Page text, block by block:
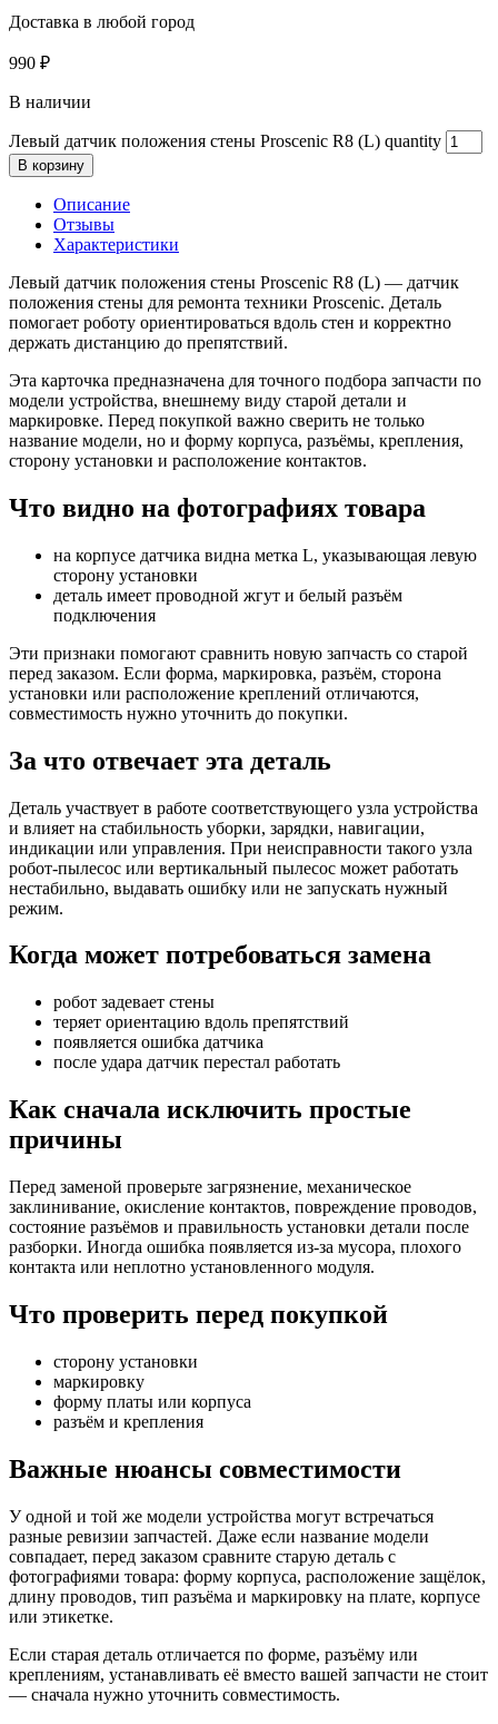
Доставка в любой город
990 ₽
В наличии
Левый датчик положения стены Proscenic R8 (L) quantity
В корзину
Описание
Отзывы
Характеристики
Левый датчик положения стены Proscenic R8 (L) — датчик
положения стены для ремонта техники Proscenic. Деталь
помогает роботу ориентироваться вдоль стен и корректно
держать дистанцию до препятствий.
Эта карточка предназначена для точного подбора запчасти по
модели устройства, внешнему виду старой детали и
маркировке. Перед покупкой важно сверить не только
название модели, но и форму корпуса, разъёмы, крепления,
сторону установки и расположение контактов.
Что видно на фотографиях товара
на корпусе датчика видна метка L, указывающая левую
сторону установки
деталь имеет проводной жгут и белый разъём
подключения
Эти признаки помогают сравнить новую запчасть со старой
перед заказом. Если форма, маркировка, разъём, сторона
установки или расположение креплений отличаются,
совместимость нужно уточнить до покупки.
За что отвечает эта деталь
Деталь участвует в работе соответствующего узла устройства
и влияет на стабильность уборки, зарядки, навигации,
индикации или управления. При неисправности такого узла
робот-пылесос или вертикальный пылесос может работать
нестабильно, выдавать ошибку или не запускать нужный
режим.
Когда может потребоваться замена
робот задевает стены
теряет ориентацию вдоль препятствий
появляется ошибка датчика
после удара датчик перестал работать
Как сначала исключить простые
причины
Перед заменой проверьте загрязнение, механическое
заклинивание, окисление контактов, повреждение проводов,
состояние разъёмов и правильность установки детали после
разборки. Иногда ошибка появляется из-за мусора, плохого
контакта или неплотно установленного модуля.
Что проверить перед покупкой
сторону установки
маркировку
форму платы или корпуса
разъём и крепления
Важные нюансы совместимости
У одной и той же модели устройства могут встречаться
разные ревизии запчастей. Даже если название модели
совпадает, перед заказом сравните старую деталь с
фотографиями товара: форму корпуса, расположение защёлок,
длину проводов, тип разъёма и маркировку на плате, корпусе
или этикетке.
Если старая деталь отличается по форме, разъёму или
креплениям, устанавливать её вместо вашей запчасти не стоит
— сначала нужно уточнить совместимость.